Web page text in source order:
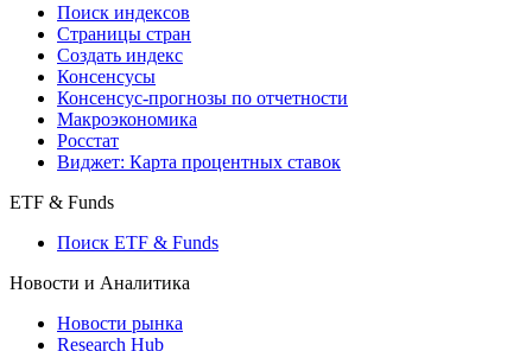
Поиск индексов
Страницы стран
Создать индекс
Консенсусы
Консенсус-прогнозы по отчетности
Макроэкономика
Росстат
Виджет: Карта процентных ставок
ETF & Funds
Поиск ETF & Funds
Новости и Аналитика
Новости рынка
Research Hub